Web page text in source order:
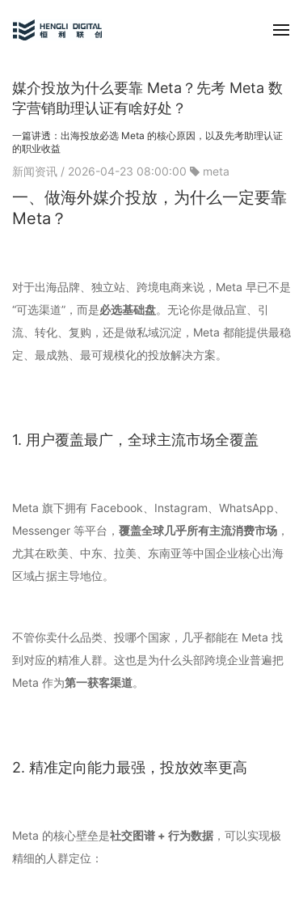
媒介投放为什么要靠 Meta？先考 Meta 数
字营销助理认证有啥好处？
一篇讲透：出海投放必选 Meta 的核心原因，以及先考助理认证
的职业收益
新闻资讯 / 2026-04-23 08:00:00 meta
一、做海外媒介投放，为什么一定要靠
Meta？
对于出海品牌、独立站、跨境电商来说，Meta 早已不是
“可选渠道”，而是必选基础盘。无论你是做品宣、引
流、转化、复购，还是做私域沉淀，Meta 都能提供最稳
定、最成熟、最可规模化的投放解决方案。
1. 用户覆盖最广，全球主流市场全覆盖
Meta 旗下拥有 Facebook、Instagram、WhatsApp、
Messenger 等平台， 覆盖全球几乎所有主流消费市场 ，
尤其在欧美、中东、拉美、东南亚等中国企业核心出海
区域占据主导地位。
不管你卖什么品类、投哪个国家，几乎都能在 Meta 找
到对应的精准人群。这也是为什么头部跨境企业普遍把
Meta 作为第一获客渠道。
2. 精准定向能力最强，投放效率更高
Meta 的核心壁垒是社交图谱 + 行为数据 ，可以实现极
精细的人群定位：